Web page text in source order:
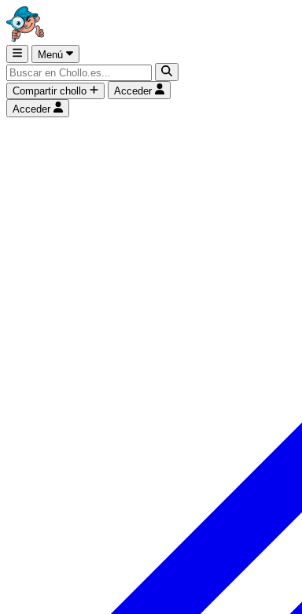
Menú
Compartir chollo
Acceder
Acceder